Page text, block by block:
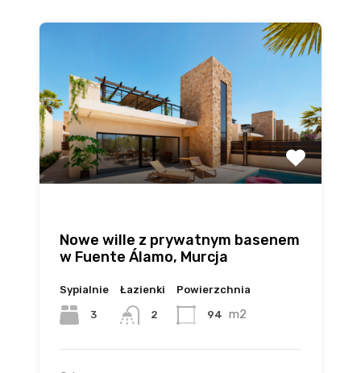
Nowe wille z prywatnym basenem
w Fuente Álamo, Murcja
Sypialnie
3
Łazienki
2
Powierzchnia
94 m2